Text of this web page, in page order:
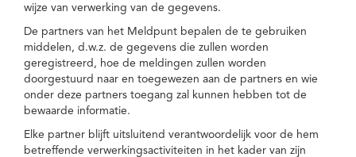
wijze van verwerking van de gegevens.
De partners van het Meldpunt bepalen de te gebruiken
middelen, d.w.z. de gegevens die zullen worden
geregistreerd, hoe de meldingen zullen worden
doorgestuurd naar en toegewezen aan de partners en wie
onder deze partners toegang zal kunnen hebben tot de
bewaarde informatie.
Elke partner blijft uitsluitend verantwoordelijk voor de hem
betreffende verwerkingsactiviteiten in het kader van zijn